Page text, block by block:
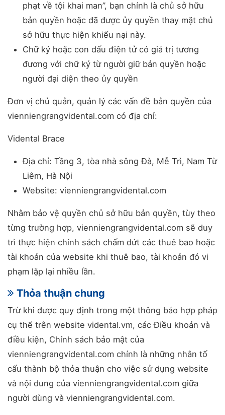
phạt về tội khai man”, bạn chính là chủ sở hữu
bản quyền hoặc đã được ủy quyền thay mặt chủ
sở hữu thực hiện khiếu nại này.
Chữ ký hoặc con dấu điện tử có giá trị tương
đương với chữ ký từ người giữ bản quyền hoặc
người đại diện theo ủy quyền
Đơn vị chủ quản, quản lý các vấn đề bản quyền của
vienniengrangvidental.com có địa chỉ:
Vidental Brace
Địa chỉ: Tầng 3, tòa nhà sông Đà, Mễ Trì, Nam Từ
Liêm, Hà Nội
Website: vienniengrangvidental.com
Nhằm bảo vệ quyền chủ sở hữu bản quyền, tùy theo
từng trường hợp, vienniengrangvidental.com sẽ duy
trì thực hiện chính sách chấm dứt các thuê bao hoặc
tài khoản của website khi thuê bao, tài khoản đó vi
phạm lặp lại nhiều lần.
Thỏa thuận chung
Trừ khi được quy định trong một thông báo hợp pháp
cụ thể trên website vidental.vm, các Điều khoản và
điều kiện, Chính sách bảo mật của
vienniengrangvidental.com chính là những nhân tố
cấu thành bộ thỏa thuận cho việc sử dụng website
và nội dung của vienniengrangvidental.com giữa
người dùng và vienniengrangvidental.com.